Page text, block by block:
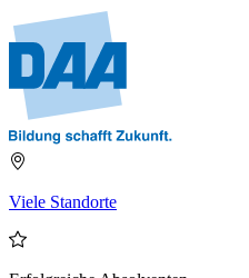
Viele Standorte